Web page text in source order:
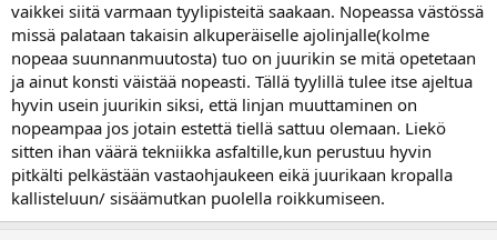
vaikkei siitä varmaan tyylipisteitä saakaan. Nopeassa västössä
missä palataan takaisin alkuperäiselle ajolinjalle(kolme
nopeaa suunnanmuutosta) tuo on juurikin se mitä opetetaan
ja ainut konsti väistää nopeasti. Tällä tyylillä tulee itse ajeltua
hyvin usein juurikin siksi, että linjan muuttaminen on
nopeampaa jos jotain estettä tiellä sattuu olemaan. Liekö
sitten ihan väärä tekniikka asfaltille,kun perustuu hyvin
pitkälti pelkästään vastaohjaukeen eikä juurikaan kropalla
kallisteluun/ sisäämutkan puolella roikkumiseen.